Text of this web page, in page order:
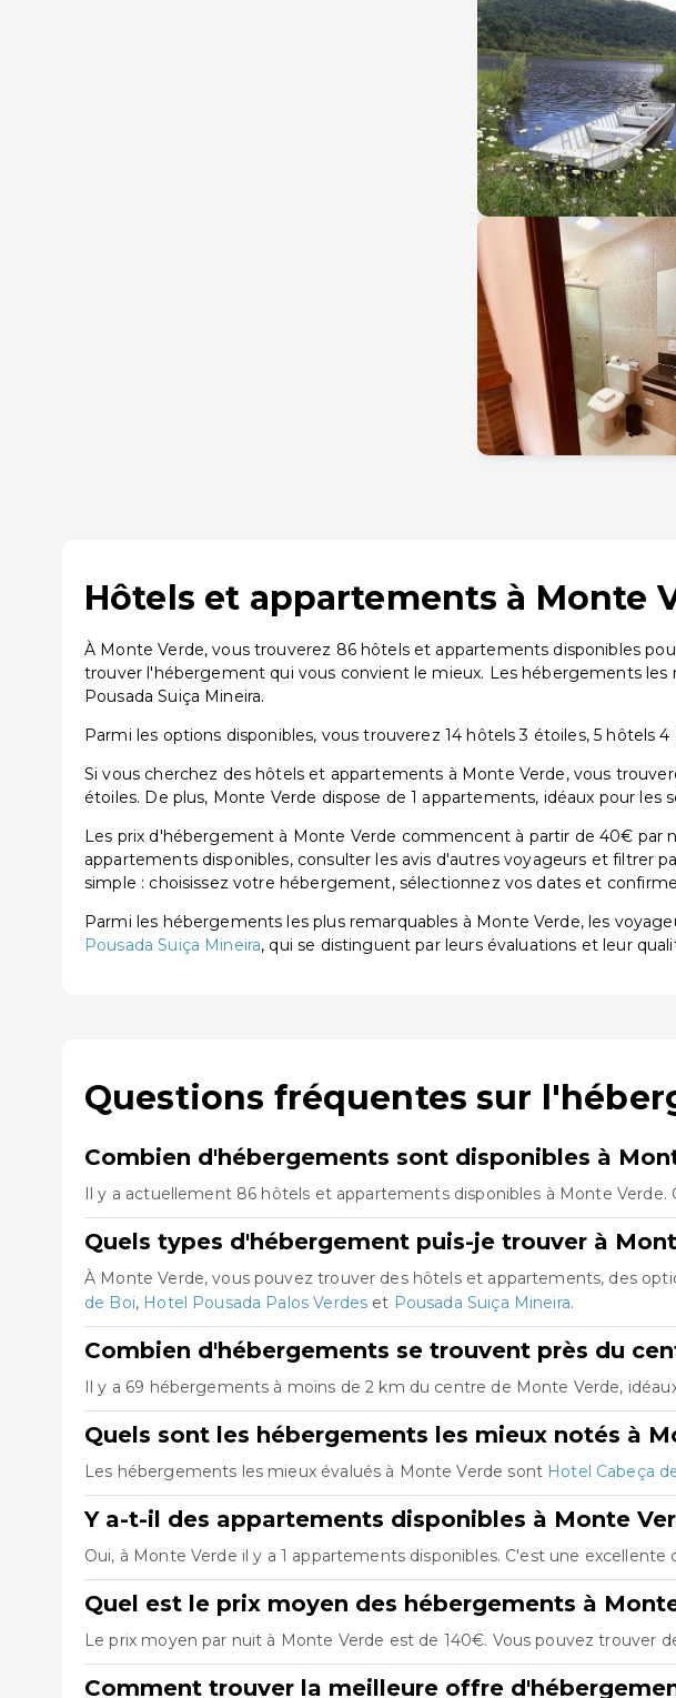
Hôtels et appartements à Monte
À Monte Verde, vous trouverez 86 hôtels et appartements disponibles
trouver l'hébergement qui vous convient le mieux. Les hébergements
Pousada Suiça Mineira.
Parmi les options disponibles, vous trouverez 14 hôtels 3 étoiles, 5 hôtels
Si vous cherchez des hôtels et appartements à Monte Verde, vous
étoiles. De plus, Monte Verde dispose de 1 appartements, idéaux pour
Les prix d'hébergement à Monte Verde commencent à partir de 40€ par
appartements disponibles, consulter les avis d'autres voyageurs et filtrer
simple : choisissez votre hébergement, sélectionnez vos dates et
Parmi les hébergements les plus remarquables à Monte Verde, les
Pousada Suiça Mineira, qui se distinguent par leurs évaluations et leur
Questions fréquentes sur
Combien d'hébergements sont disponibles à
Il y a actuellement 86 hôtels et appartements disponibles à Monte
Quels types d'hébergement puis-je trouver à
À Monte Verde, vous pouvez trouver des hôtels et appartements, des
de Boi, Hotel Pousada Palos Verdes et Pousada Suiça Mineira.
Combien d'hébergements se trouvent près du
Il y a 69 hébergements à moins de 2 km du centre de Monte Verde,
Quels sont les hébergements les mieux notés à
Les hébergements les mieux évalués à Monte Verde sont Hotel Cabeça
Y a-t-il des appartements disponibles à Monte
Oui, à Monte Verde il y a 1 appartements disponibles. C'est une
Quel est le prix moyen des hébergements à
Le prix moyen par nuit à Monte Verde est de 140€. Vous pouvez trouver
Comment trouver la meilleure offre